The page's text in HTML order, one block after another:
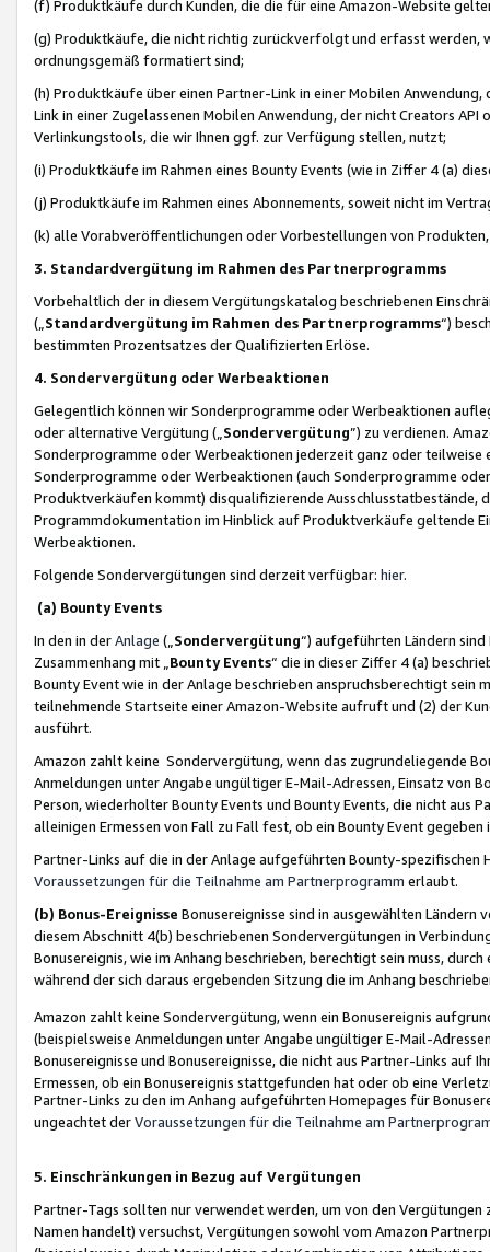
(f) Produktkäufe durch Kunden, die die für eine Amazon-Website
(g) Produktkäufe, die nicht richtig zurückverfolgt und erfasst werden,
ordnungsgemäß formatiert sind;
(h) Produktkäufe über einen Partner-Link in einer Mobilen
Link in einer Zugelassenen Mobilen Anwendung, der nicht Creators
Verlinkungstools, die wir Ihnen ggf. zur Verfügung stellen, nutzt;
(i) Produktkäufe im Rahmen eines Bounty Events (wie in Ziffer 4 (a)
(j) Produktkäufe im Rahmen eines Abonnements, soweit nicht im
(k) alle Vorabveröffentlichungen oder Vorbestellungen von
3. Standardvergütung im Rahmen des Partnerprogramms
Vorbehaltlich der in diesem Vergütungskatalog beschriebenen
(„ Standardvergütung im Rahmen des Partnerprogramms“)
bestimmten Prozentsatzes der Qualifizierten Erlöse.
4. Sondervergütung oder Werbeaktionen
Gelegentlich können wir Sonderprogramme oder Werbeaktionen
oder alternative Vergütung („ Sondervergütung”) zu verdienen.
Sonderprogramme oder Werbeaktionen jederzeit ganz oder
Sonderprogramme oder Werbeaktionen (auch Sonderprogramme
Produktverkäufen kommt) disqualifizierende Ausschlusstatbestände,
Programmdokumentation im Hinblick auf Produktverkäufe geltende
Werbeaktionen.
Folgende Sondervergütungen sind derzeit verfügbar: hier.
(a) Bounty Events
In den in derAnlage („ Sondervergütung“) aufgeführten Ländern
Zusammenhang mit „ Bounty Events“ die in dieser Ziffer 4 (a)
Bounty Event wie in der Anlage beschrieben anspruchsberechtigt sein
teilnehmende Startseite einer Amazon-Website aufruft und (2) der
ausführt.
Amazon zahlt keine Sondervergütung, wenn das zugrundeliegende
Anmeldungen unter Angabe ungültiger E-Mail-Adressen, Einsatz von
Person, wiederholter Bounty Events und Bounty Events, die nicht
alleinigen Ermessen von Fall zu Fall fest, ob ein Bounty Event
Partner-Links auf die in der Anlage aufgeführten Bounty-spezifischen
Voraussetzungen für die Teilnahme am Partnerprogramm erlaubt.
(b) Bonus-Ereignisse Bonusereignisse sind in ausgewählten Ländern
diesem Abschnitt 4(b) beschriebenen Sondervergütungen in
Bonusereignis, wie im Anhang beschrieben, berechtigt sein muss,
während der sich daraus ergebenden Sitzung die im Anhang
Amazon zahlt keine Sondervergütung, wenn ein Bonusereignis
(beispielsweise Anmeldungen unter Angabe ungültiger E-Mail-
Bonusereignisse und Bonusereignisse, die nicht aus Partner-Links auf
Ermessen, ob ein Bonusereignis stattgefunden hat oder ob eine
Partner-Links zu den im Anhang aufgeführten Homepages für
ungeachtet derVoraussetzungen für die Teilnahme am
5. Einschränkungen in Bezug auf Vergütungen
Partner-Tags sollten nur verwendet werden, um von den
Namen handelt) versuchst, Vergütungen sowohl vom Amazon